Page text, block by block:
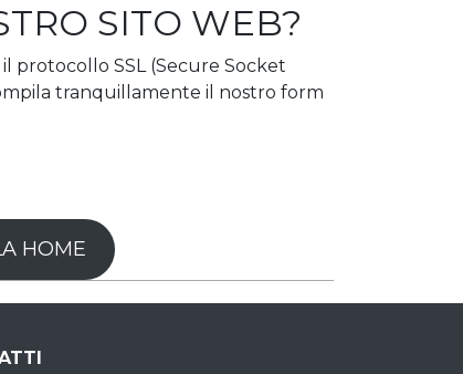
SITO WEB?
protocollo SSL (Secure Socket
tranquillamente il nostro form
HOME